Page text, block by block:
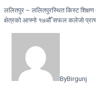
ललितपुर – ललितपुरस्थित किस्ट शिक्षण
क्षेत्रको आफ्नो १७औँ सफल कलेजो
ByBirgunj